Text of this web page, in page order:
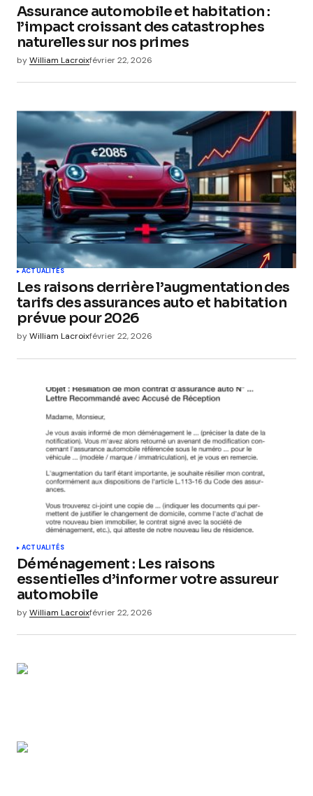
Assurance automobile et habitation :
l’impact croissant des catastrophes
naturelles sur nos primes
byWilliam Lacroixfévrier 22, 2026
ACTUALITÉS
Les raisons derrière l’augmentation des
tarifs des assurances auto et habitation
prévue pour 2026
byWilliam Lacroixfévrier 22, 2026
ACTUALITÉS
Déménagement : Les raisons
essentielles d’informer votre assureur
automobile
byWilliam Lacroixfévrier 22, 2026